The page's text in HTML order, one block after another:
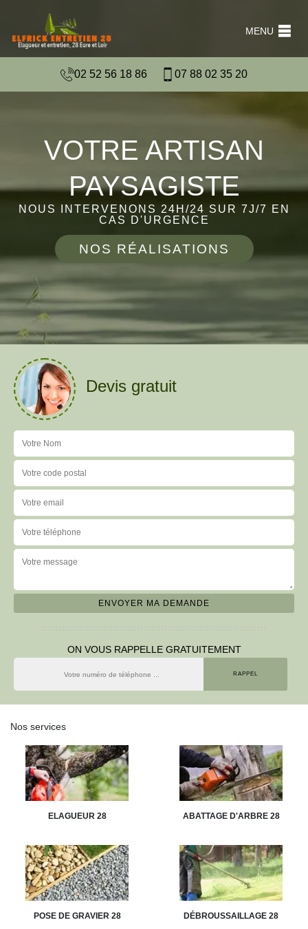
MENU
02 52 56 18 86 07 88 02 35 20
VOTRE ARTISAN
PAYSAGISTE
NOUS INTERVENONS 24H/24 SUR 7J/7 EN
CAS D'URGENCE
NOS RÉALISATIONS
Devis gratuit
ON VOUS RAPPELLE GRATUITEMENT
Nos services
ELAGUEUR 28 ABATTAGE D'ARBRE 28
POSE DE GRAVIER 28 DÉBROUSSAILLAGE 28